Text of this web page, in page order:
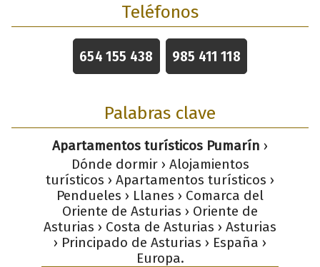
Teléfonos
654 155 438 985 411 118
Palabras clave
Apartamentos turísticos Pumarín ›
Dónde dormir › Alojamientos
turísticos › Apartamentos turísticos ›
Pendueles › Llanes › Comarca del
Oriente de Asturias › Oriente de
Asturias › Costa de Asturias › Asturias
› Principado de Asturias › España ›
Europa.